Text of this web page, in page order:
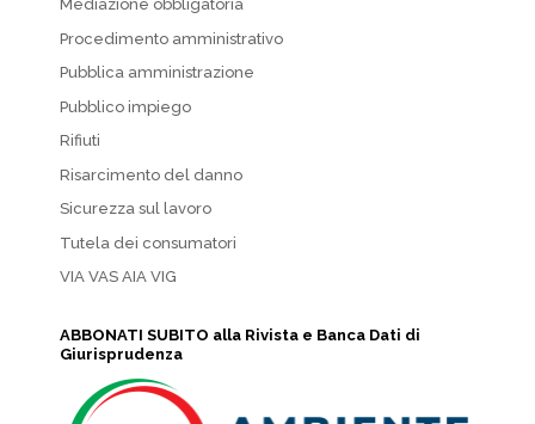
Mediazione obbligatoria
Procedimento amministrativo
Pubblica amministrazione
Pubblico impiego
Rifiuti
Risarcimento del danno
Sicurezza sul lavoro
Tutela dei consumatori
VIA VAS AIA VIG
ABBONATI SUBITO alla Rivista e Banca Dati di
Giurisprudenza